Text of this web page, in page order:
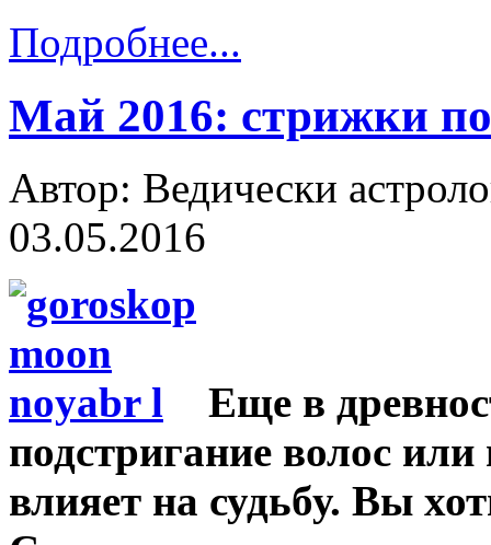
Подробнее...
Май 2016: стрижки
Автор: Ведически
03.05.2016
Еще в
подстригание волос
влияет на судьбу. Вы